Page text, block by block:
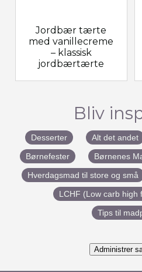
Jordbær tærte
med vanillecreme
– klassisk
jordbærtærte
Bliv
Desserter Alt det andet
Børnefester
Børnenes
Hverdagsmad til store og små
LCHF (Low carb high
Tips til
Administrer